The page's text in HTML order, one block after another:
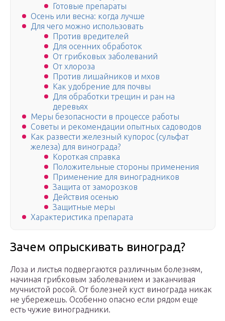
Готовые препараты
Осень или весна: когда лучше
Для чего можно использовать
Против вредителей
Для осенних обработок
От грибковых заболеваний
От хлороза
Против лишайников и мхов
Как удобрение для почвы
Для обработки трещин и ран на
деревьях
Меры безопасности в процессе работы
Советы и рекомендации опытных садоводов
Как развести железный купорос (сульфат
железа) для винограда?
Короткая справка
Положительные стороны применения
Применение для виноградников
Защита от заморозков
Действия осенью
Защитные меры
Характеристика препарата
Зачем опрыскивать виноград?
Лоза и листья подвергаются различным болезням,
начиная грибковым заболеванием и заканчивая
мучнистой росой. От болезней куст винограда никак
не убережешь. Особенно опасно если рядом еще
есть чужие виноградники.